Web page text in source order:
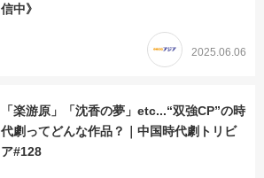
信中》
2025.06.06
「楽游原」「沈香の夢」etc...“双強CP”の時
代劇ってどんな作品？｜中国時代劇トリビ
ア#128